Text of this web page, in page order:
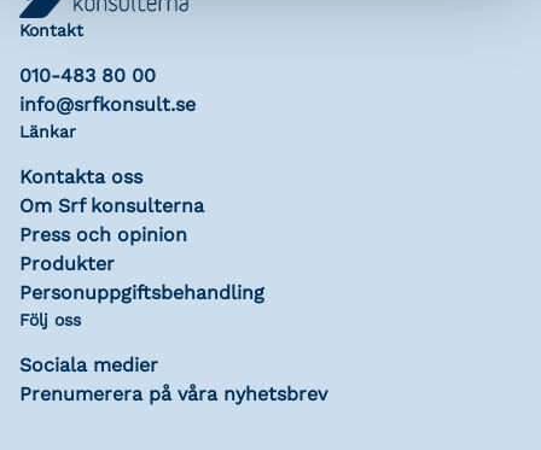
Kontakt
010-483 80 00
info@srfkonsult.se
Länkar
Kontakta oss
Om Srf konsulterna
Press och opinion
Produkter
Personuppgiftsbehandling
Följ oss
Sociala medier
Prenumerera på våra nyhetsbrev